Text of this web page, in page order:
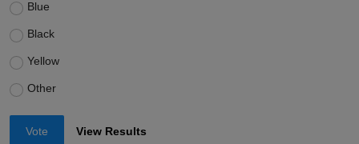
Blue
Black
Yellow
Other
Vote View Results